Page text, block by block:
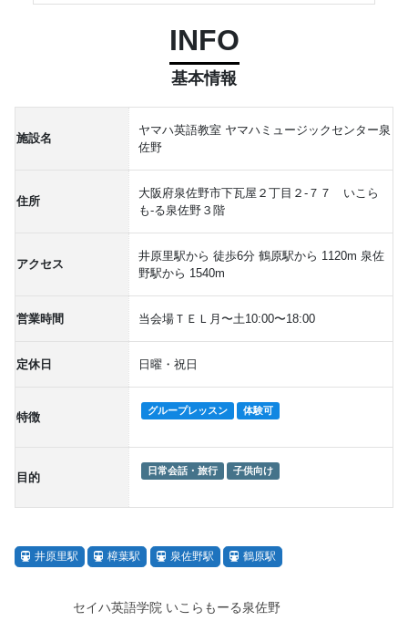
INFO
基本情報
施設名
ヤマハ英語教室 ヤマハミュージックセンター泉
佐野
住所
大阪府泉佐野市下瓦屋２丁目２-７７ いこら
も-る泉佐野３階
アクセス
井原里駅から 徒歩6分 鶴原駅から 1120m 泉佐
野駅から 1540m
営業時間 当会場ＴＥＬ月〜土10:00〜18:00
定休日 日曜・祝日
特徴 グループレッスン 体験可
目的 日常会話・旅行 子供向け
井原里駅 樟葉駅 泉佐野駅 鶴原駅
セイハ英語学院 いこらもーる泉佐野